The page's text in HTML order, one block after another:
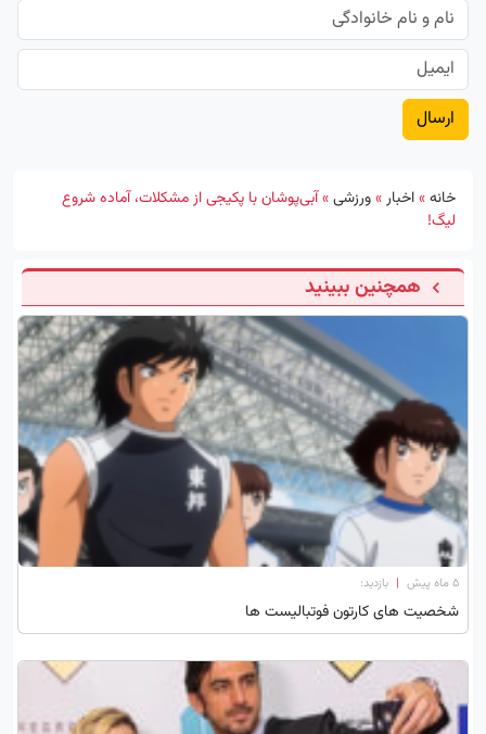
خانه»اخبار»ورزشی»آبی‌پوشان با پکیجی از مشکلات، آماده شروع
لیگ!
همچنین ببینید
۵ ماه پیش | بازدید:
شخصیت های کارتون فوتبالیست ها